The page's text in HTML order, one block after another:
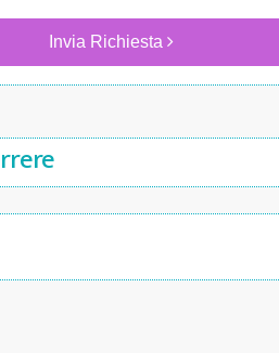
Invia Richiesta